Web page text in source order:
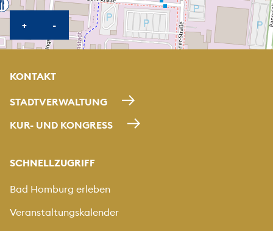
+KARTE HEREINZOOMEN
-KARTE HERAUSZOOMEN
KONTAKT
STADTVERWALTUNG
KUR- UND KONGRESS
SCHNELLZUGRIFF
Bad Homburg erleben
Veranstaltungskalender